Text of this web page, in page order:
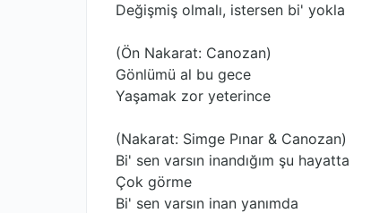
Değişmiş olmalı, istersen bi' yokla
(Ön Nakarat: Canozan)
Gönlümü al bu gece
Yaşamak zor yeterince
(Nakarat: Simge Pınar & Canozan)
Bi' sen varsın inandığım şu hayatta
Çok görme
Bi' sen varsın inan yanımda